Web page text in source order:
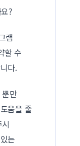
?
램
할 수
다.
뿐만
움을 줄
는